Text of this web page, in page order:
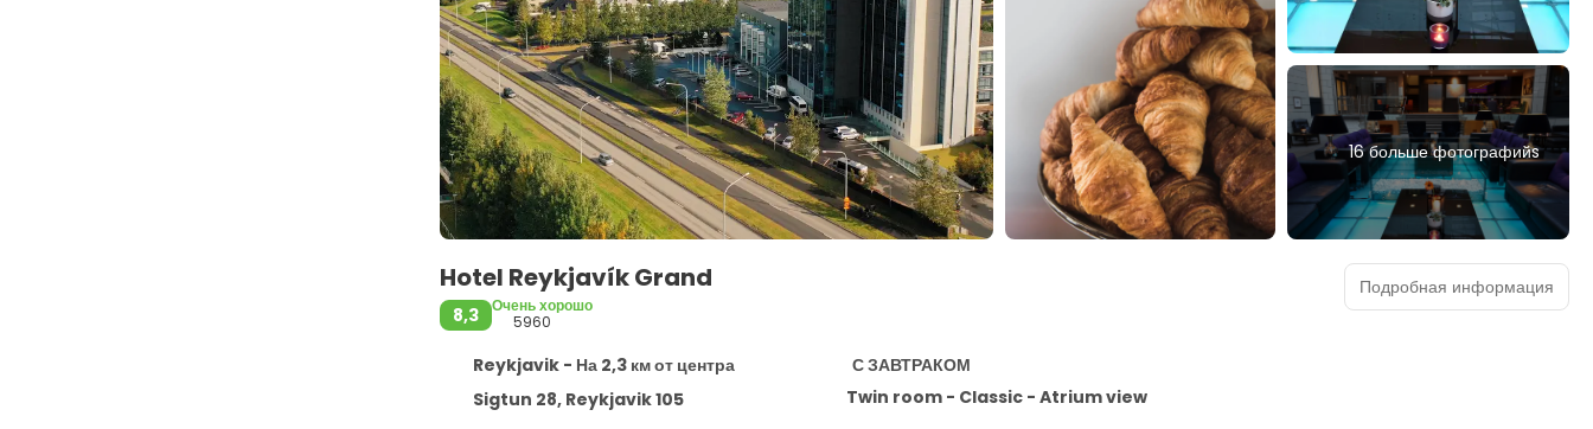
16 больше фотографийs
Hotel Reykjavík Grand
8,3
Очень хорошо
5960
Reykjavik - На 2,3 км от центра
С ЗАВТРАКОМ
Sigtun 28, Reykjavik 105
Twin room - Classic - Atrium view
Подробная информация